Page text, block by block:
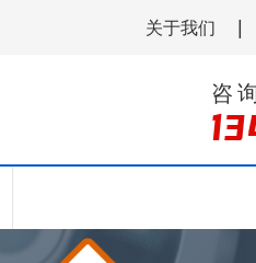
关于我们
咨